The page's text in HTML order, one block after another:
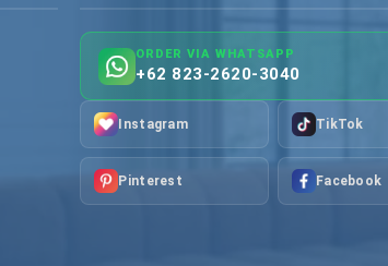
ORDER VIA WHATSAPP
+62 823-2620-3040
Instagram TikTok
Pinterest Facebook